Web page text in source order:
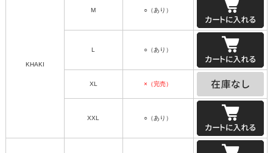
KHAKI
M ○（あり）
L ○（あり）
XL ×（完売）
XXL ○（あり）